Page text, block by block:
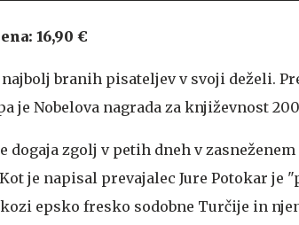
16,90 €
branih pisateljev v svoji deželi.
je Nobelova nagrada za književnost
dogaja zgolj v petih dneh v
je napisal prevajalec Jure Potokar je
epsko fresko sodobne Turčije in